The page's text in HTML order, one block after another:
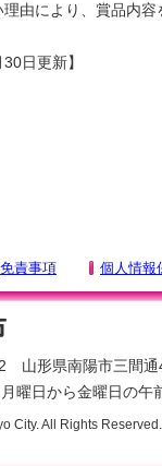
理由により、賞品内容
日更新】
免責事項 個人情報
山形県南陽市三間
曜日から金曜日の午
City. All Rights Reserved.